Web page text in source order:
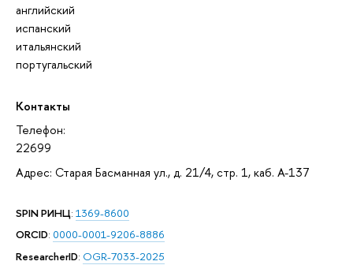
английский
испанский
итальянский
португальский
Контакты
Телефон:
22699
Адрес: Старая Басманная ул., д. 21/4, стр. 1, каб. А-137
SPIN РИНЦ: 1369-8600
ORCID: 0000-0001-9206-8886
ResearcherID: OGR-7033-2025